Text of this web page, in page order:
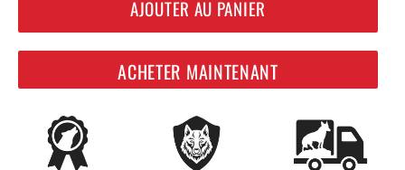
AJOUTER AU PANIER
ACHETER MAINTENANT